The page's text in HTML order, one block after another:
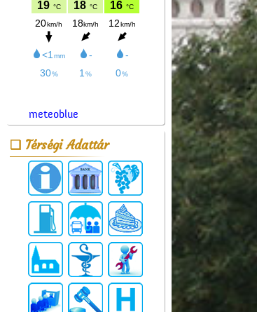
meteoblue
Térségi Adattár